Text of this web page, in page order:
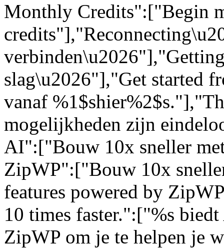
Monthly Credits":["Begin
slag\u2026"],"Get started
vanaf
mogelijkheden zijn
AI":["Bouw 10x sneller
ZipWP":["Bouw 10x
features powered by
10 times faster.":["%s
ZipWP om je te helpen je